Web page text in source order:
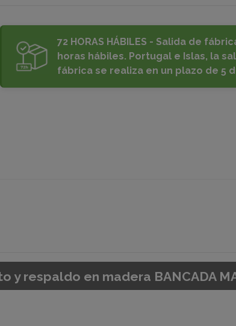
72 HORAS HÁBILES - Salida de
horas hábiles. Portugal e Islas, la
fábrica se realiza en un plazo de 5
y respaldo en madera BANCADA